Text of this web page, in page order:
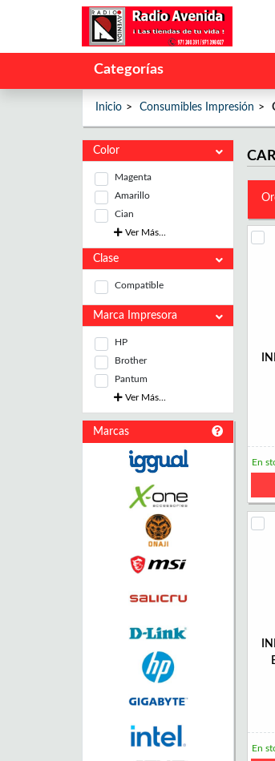
Categorías
Inicio Consumibles Impresión
Color
Magenta
Amarillo
Cian
Ver Más...
Clase
Compatible
Marca Impresora
HP
Brother
Pantum
Ver Más...
Marcas
En
En